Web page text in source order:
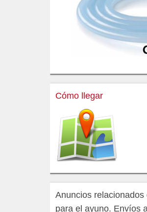
Cómo llegar
Anuncios
para el ayuno. Envíos